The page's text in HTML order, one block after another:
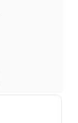
Каждое -